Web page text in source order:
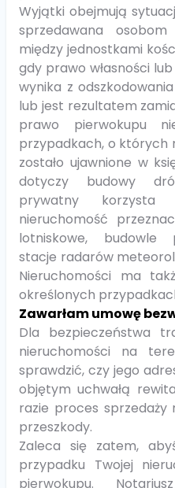
Wyjątki obejmują
sprzedawana
między jednostkami
gdy prawo własności
wynika z
lub jest rezultatem
prawo pierwokupu
przypadkach, o których
zostało ujawnione w
dotyczy budowy
prywatny
nieruchomość
lotniskowe, budowle
stacje radarów
Nieruchomości ma
określonych
Zawarłam umowę
Dla bezpieczeństwa
nieruchomości na
sprawdzić, czy jego
objętym uchwałą
razie proces
przeszkody.
Zaleca się zatem,
przypadku Twojej
pierwokupu.